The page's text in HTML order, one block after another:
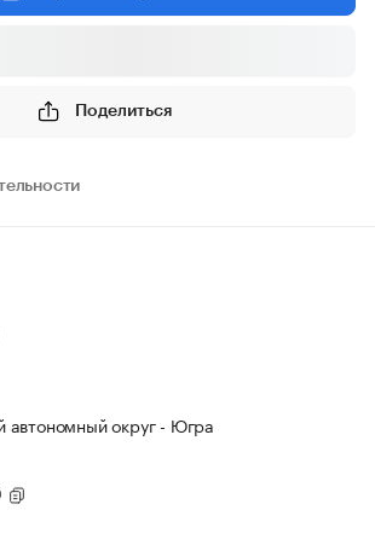
Поделиться
автономный округ - Югра